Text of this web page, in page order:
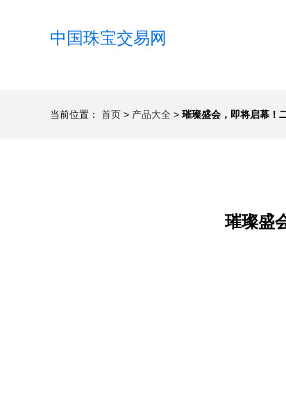
中国珠宝交易网
当前位置： 首页 > 产品大全 > 璀璨盛会，即将启幕！
璀璨盛